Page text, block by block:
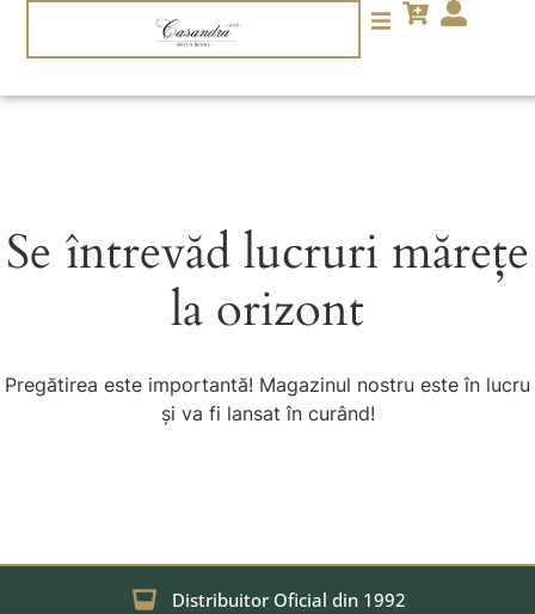
Se întrevăd lucruri mărețe
la orizont
Pregătirea este importantă! Magazinul nostru este în lucru
și va fi lansat în curând!
Distribuitor Oficial din 1992